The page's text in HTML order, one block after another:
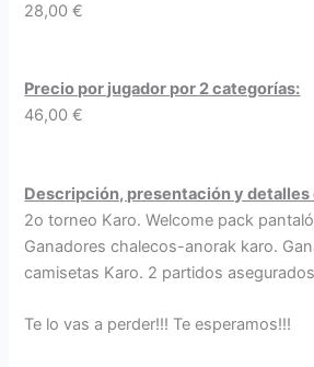
28,00 €
Precio por jugador por 2 categorías:
46,00 €
Descripción, presentación y detalles
2o torneo Karo. Welcome pack
Ganadores chalecos-anorak karo.
camisetas Karo. 2 partidos
Te lo vas a perder!!! Te esperamos!!!